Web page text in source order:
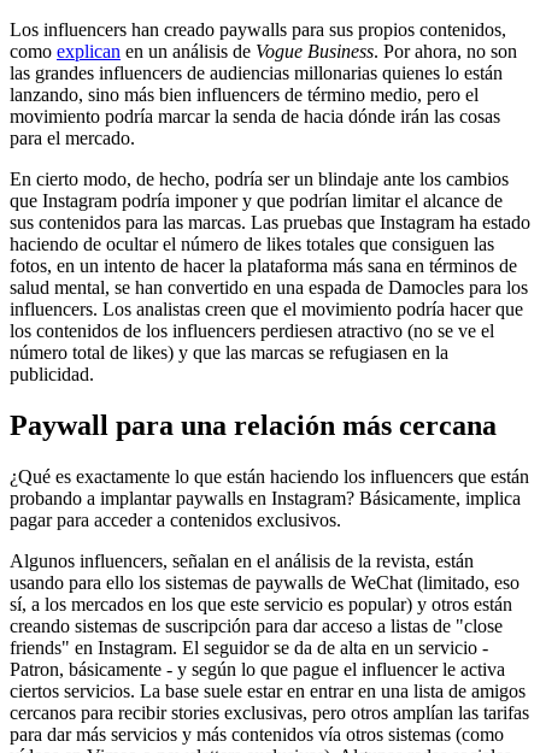
Los influencers han creado paywalls para sus propios contenidos,
como explican en un análisis de Vogue Business. Por ahora, no son
las grandes influencers de audiencias millonarias quienes lo están
lanzando, sino más bien influencers de término medio, pero el
movimiento podría marcar la senda de hacia dónde irán las cosas
para el mercado.
En cierto modo, de hecho, podría ser un blindaje ante los cambios
que Instagram podría imponer y que podrían limitar el alcance de
sus contenidos para las marcas. Las pruebas que Instagram ha estado
haciendo de ocultar el número de likes totales que consiguen las
fotos, en un intento de hacer la plataforma más sana en términos de
salud mental, se han convertido en una espada de Damocles para los
influencers. Los analistas creen que el movimiento podría hacer que
los contenidos de los influencers perdiesen atractivo (no se ve el
número total de likes) y que las marcas se refugiasen en la
publicidad.
Paywall para una relación más cercana
¿Qué es exactamente lo que están haciendo los influencers que están
probando a implantar paywalls en Instagram? Básicamente, implica
pagar para acceder a contenidos exclusivos.
Algunos influencers, señalan en el análisis de la revista, están
usando para ello los sistemas de paywalls de WeChat (limitado, eso
sí, a los mercados en los que este servicio es popular) y otros están
creando sistemas de suscripción para dar acceso a listas de "close
friends" en Instagram. El seguidor se da de alta en un servicio -
Patron, básicamente - y según lo que pague el influencer le activa
ciertos servicios. La base suele estar en entrar en una lista de amigos
cercanos para recibir stories exclusivas, pero otros amplían las tarifas
para dar más servicios y más contenidos vía otros sistemas (como